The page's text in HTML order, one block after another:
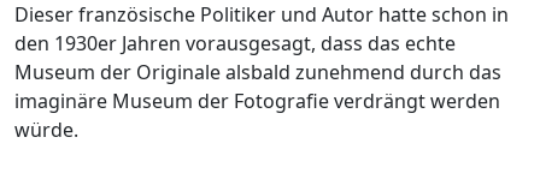
Dieser französische Politiker und Autor hatte schon in
den 1930er Jahren vorausgesagt, dass das echte
Museum der Originale alsbald zunehmend durch das
imaginäre Museum der Fotografie verdrängt werden
würde.